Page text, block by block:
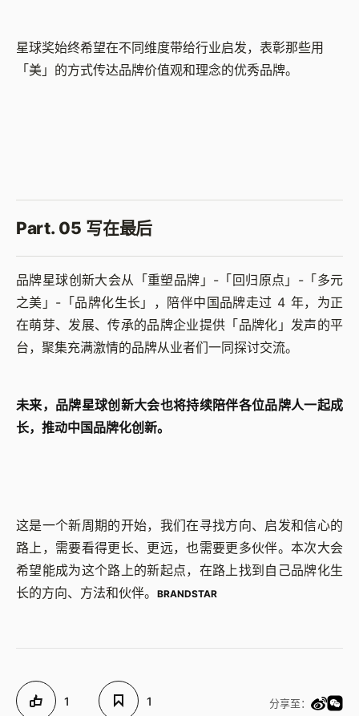
星球奖始终希望在不同维度带给行业启发，表彰那些用
「美」的方式传达品牌价值观和理念的优秀品牌。
Part. 05 写在最后
品牌星球创新大会从「重塑品牌」-「回归原点」-「多元
之美」-「品牌化生长」，陪伴中国品牌走过 4 年，为正
在萌芽、发展、传承的品牌企业提供「品牌化」发声的平
台，聚集充满激情的品牌从业者们一同探讨交流。
未来，品牌星球创新大会也将持续陪伴各位品牌人一起成
长，推动中国品牌化创新。
这是一个新周期的开始，我们在寻找方向、启发和信心的
路上，需要看得更长、更远，也需要更多伙伴。本次大会
希望能成为这个路上的新起点，在路上找到自己品牌化生
长的方向、方法和伙伴。
BRANDSTAR
1 1 分享至：